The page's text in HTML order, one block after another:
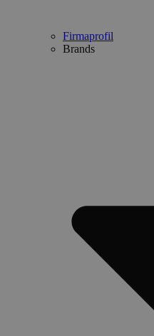
Firmaprofil
Brands